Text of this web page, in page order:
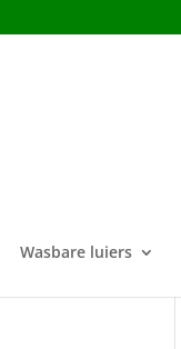
Wasbare luiers